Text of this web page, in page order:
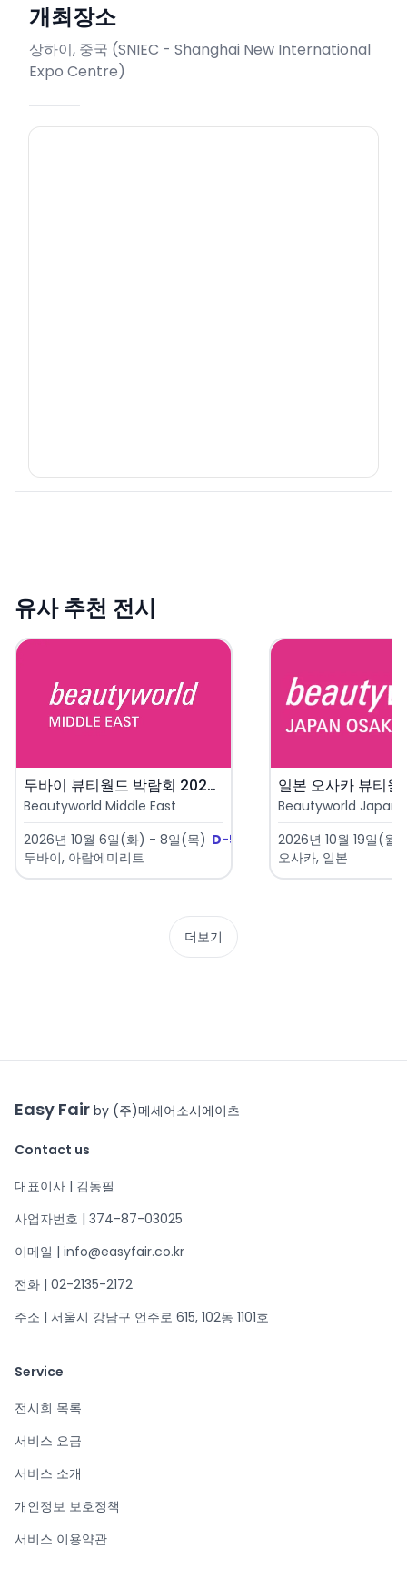
개최장소
상하이, 중국 (SNIEC - Shanghai New International
Expo Centre)
유사 추천 전시
두바이 뷰티월드 박람회 2026 ..
Beautyworld Middle East
2026년 10월 6일(화) - 8일(목) D-59
두바이, 아랍에미리트
Beautyworld Japan
2026년 10월 19일(월
오사카, 일본
더보기
Easy Fair by (주)메세어소시에이츠
Contact us
대표이사 | 김동필
사업자번호 | 374-87-03025
이메일 | info@easyfair.co.kr
전화 | 02-2135-2172
주소 | 서울시 강남구 언주로 615, 102동 1101호
Service
전시회 목록
서비스 요금
서비스 소개
개인정보 보호정책
서비스 이용약관